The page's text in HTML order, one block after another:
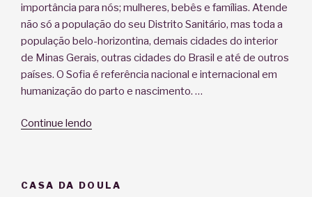
importância para nós; mulheres, bebês e famílias. Atende
não só a população do seu Distrito Sanitário, mas toda a
população belo-horizontina, demais cidades do interior
de Minas Gerais, outras cidades do Brasil e até de outros
países. O Sofia é referência nacional e internacional em
humanização do parto e nascimento. …
Continue lendo
SUS
CASA DA DOULA